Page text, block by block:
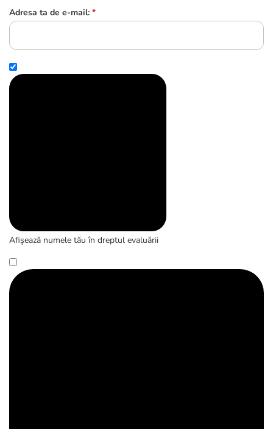
Adresa ta de e-mail: *
Afişează numele tău în dreptul evaluării